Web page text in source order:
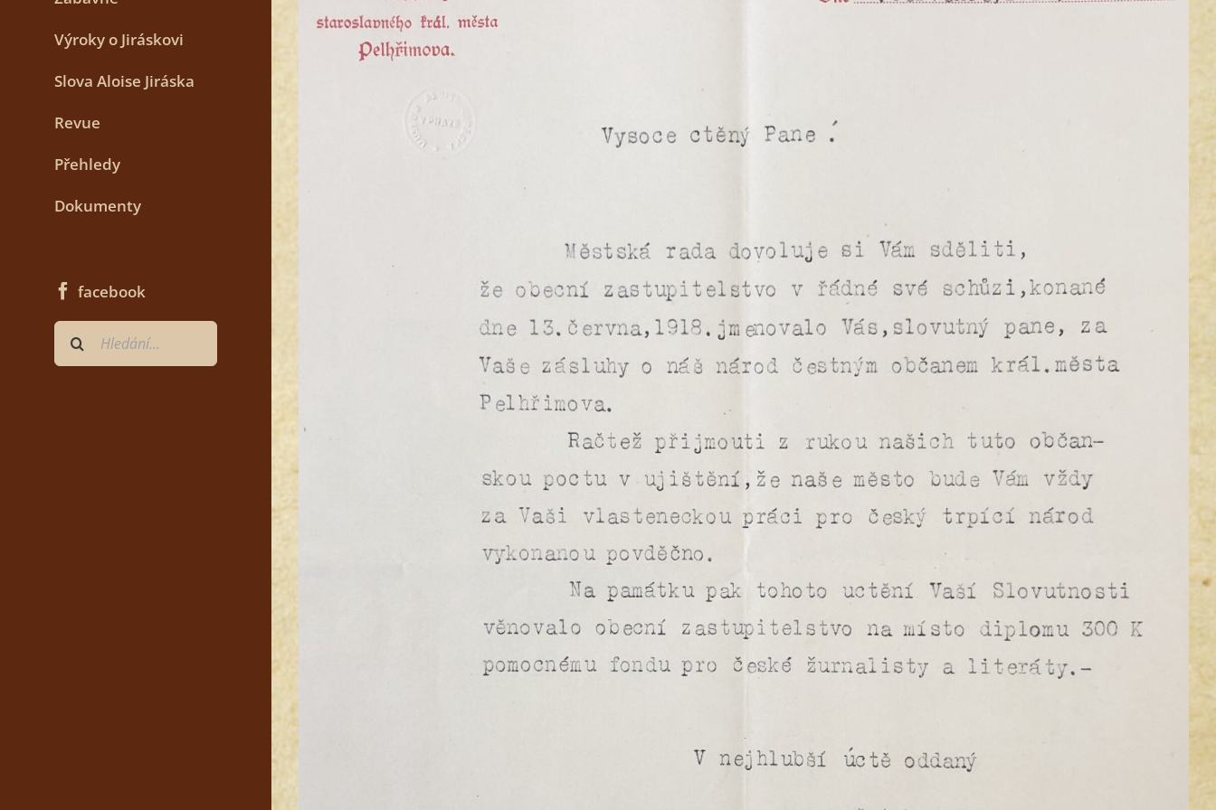
Výroky o Jiráskovi
Slova Aloise Jiráska
Revue
Přehledy
Dokumenty
facebook
Hledat
...